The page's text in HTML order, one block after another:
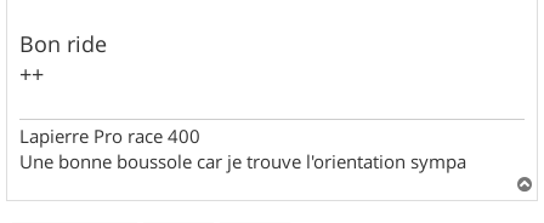
Bon ride
++
Lapierre Pro race 400
Une bonne boussole car je trouve l'orientation sympa
a